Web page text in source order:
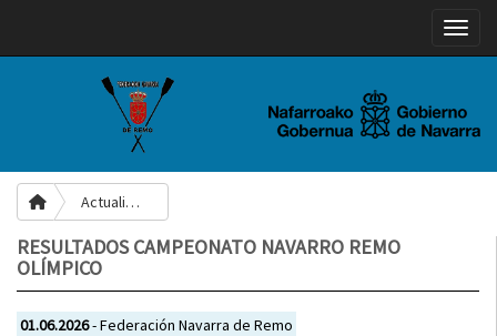
Actualidad
RESULTADOS CAMPEONATO NAVARRO REMO
OLÍMPICO
01.06.2026- Federación Navarra de Remo